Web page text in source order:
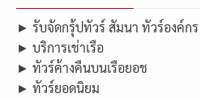
► รับจัดกรุ้ปทัวร์ สัมนา ทัวร์องค์กร
► บริการเช่าเรือ
► ทัวร์ค้างคืนบนเรือยอช
► ทัวร์ยอดนิยม